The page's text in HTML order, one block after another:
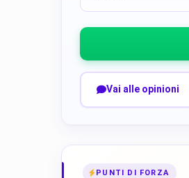
Vai alle opinioni
PUNTI DI FORZA